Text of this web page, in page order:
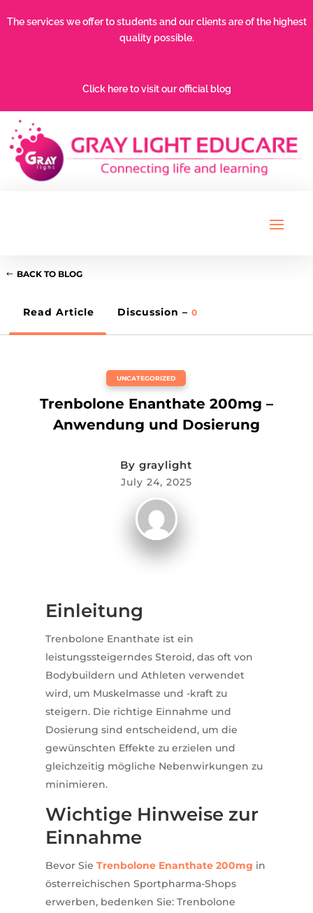
The services we offer to students and our clients are of the highest
quality possible.
Click here to visit our official blog
BACK TO BLOG
Read Article Discussion – 0
UNCATEGORIZED
Trenbolone Enanthate 200mg –
Anwendung und Dosierung
Bygraylight
July 24, 2025
Einleitung
Trenbolone Enanthate ist ein
leistungssteigerndes Steroid, das oft von
Bodybuildern und Athleten verwendet
wird, um Muskelmasse und -kraft zu
steigern. Die richtige Einnahme und
Dosierung sind entscheidend, um die
gewünschten Effekte zu erzielen und
gleichzeitig mögliche Nebenwirkungen zu
minimieren.
Wichtige Hinweise zur
Einnahme
Bevor Sie Trenbolone Enanthate 200mg in
österreichischen Sportpharma-Shops
erwerben, bedenken Sie: Trenbolone